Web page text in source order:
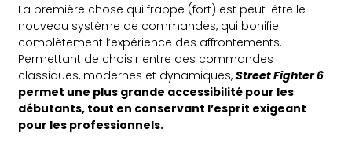
La première chose qui frappe (fort) est peut-être le
nouveau système de commandes, qui bonifie
complètement l’expérience des affrontements.
Permettant de choisir entre des commandes
classiques, modernes et dynamiques,Street Fighter 6
permet une plus grande accessibilité pour les
débutants, tout en conservant l’esprit exigeant
pour les professionnels.